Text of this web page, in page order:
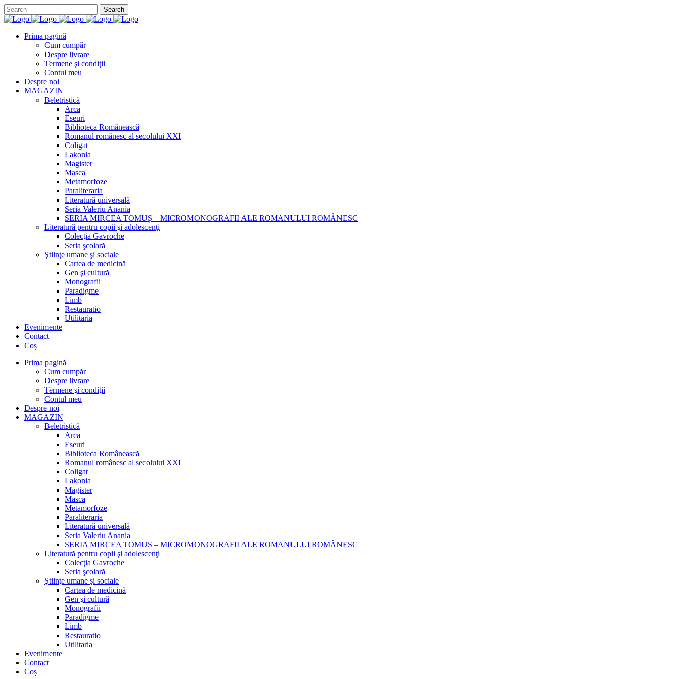
Prima pagină
Cum cumpăr
Despre livrare
Termene şi condiţii
Contul meu
Despre noi
MAGAZIN
Beletristică
Arca
Eseuri
Biblioteca Românească
Romanul românesc al secolului XXI
Coligat
Lakonia
Magister
Masca
Metamorfoze
Paraliteraria
Literatură universală
Seria Valeriu Anania
SERIA MIRCEA TOMUȘ – MICROMONOGRAFII ALE ROMANULUI ROMÂNESC
Literatură pentru copii şi adolescenţi
Colecţia Gavroche
Seria şcolară
Ştiinţe umane şi sociale
Cartea de medicină
Gen şi cultură
Monografii
Paradigme
Limb
Restauratio
Utilitaria
Evenimente
Contact
Coș
Prima pagină
Cum cumpăr
Despre livrare
Termene şi condiţii
Contul meu
Despre noi
MAGAZIN
Beletristică
Arca
Eseuri
Biblioteca Românească
Romanul românesc al secolului XXI
Coligat
Lakonia
Magister
Masca
Metamorfoze
Paraliteraria
Literatură universală
Seria Valeriu Anania
SERIA MIRCEA TOMUȘ – MICROMONOGRAFII ALE ROMANULUI ROMÂNESC
Literatură pentru copii şi adolescenţi
Colecţia Gavroche
Seria şcolară
Ştiinţe umane şi sociale
Cartea de medicină
Gen şi cultură
Monografii
Paradigme
Limb
Restauratio
Utilitaria
Evenimente
Contact
Coș